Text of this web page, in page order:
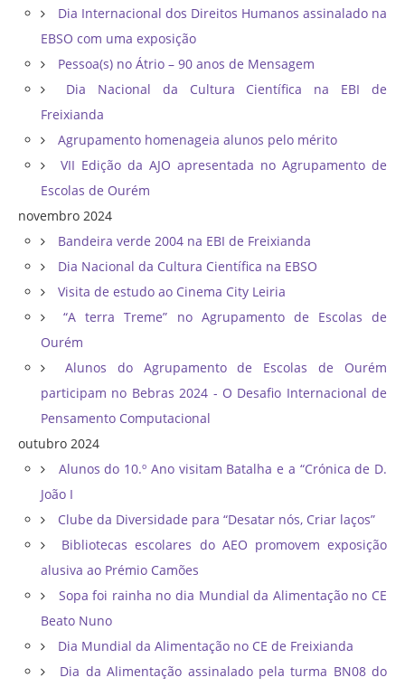
Dia Internacional dos Direitos Humanos assinalado na
EBSO com uma exposição
Pessoa(s) no Átrio – 90 anos de Mensagem
Dia Nacional da Cultura Científica na EBI de
Freixianda
Agrupamento homenageia alunos pelo mérito
VII Edição da AJO apresentada no Agrupamento de
Escolas de Ourém
novembro 2024
Bandeira verde 2004 na EBI de Freixianda
Dia Nacional da Cultura Científica na EBSO
Visita de estudo ao Cinema City Leiria
“A terra Treme” no Agrupamento de Escolas de
Ourém
Alunos do Agrupamento de Escolas de Ourém
participam no Bebras 2024 - O Desafio Internacional de
Pensamento Computacional
outubro 2024
Alunos do 10.º Ano visitam Batalha e a “Crónica de D.
João I
Clube da Diversidade para “Desatar nós, Criar laços”
Bibliotecas escolares do AEO promovem exposição
alusiva ao Prémio Camões
Sopa foi rainha no dia Mundial da Alimentação no CE
Beato Nuno
Dia Mundial da Alimentação no CE de Freixianda
Dia da Alimentação assinalado pela turma BN08 do